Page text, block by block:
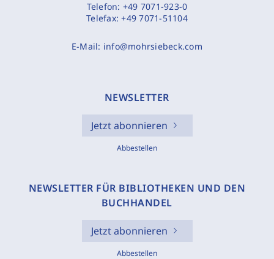
Telefon: +49 7071-923-0
Telefax:+49 7071-51104
E-Mail: info@mohrsiebeck.com
NEWSLETTER
Jetzt abonnieren
Abbestellen
NEWSLETTER FÜR BIBLIOTHEKEN UND DEN
BUCHHANDEL
Jetzt abonnieren
Abbestellen